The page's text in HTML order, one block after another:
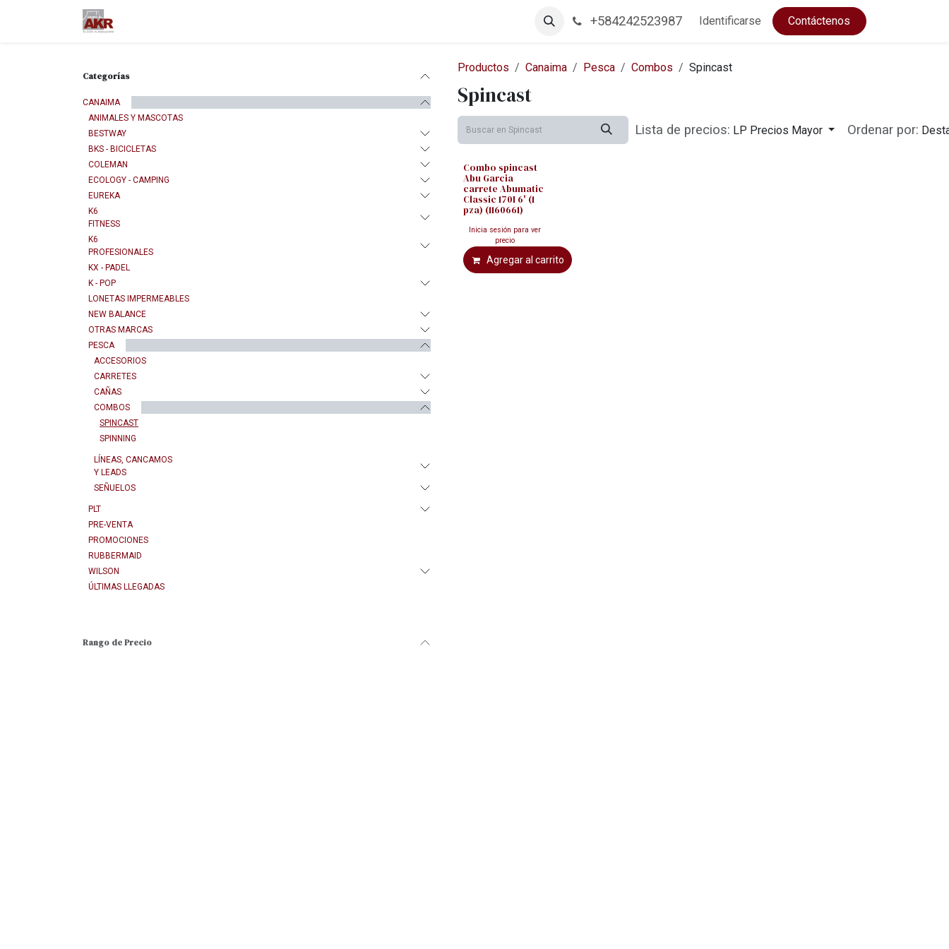
Empleos +584242523987 Identificarse Contáctenos
Categorías
CANAIMA
ANIMALES Y MASCOTAS
BESTWAY
BKS - BICICLETAS
COLEMAN
ECOLOGY - CAMPING
EUREKA
K6
FITNESS
K6
PROFESIONALES
KX - PADEL
K - POP
LONETAS IMPERMEABLES
NEW BALANCE
OTRAS MARCAS
PESCA
ACCESORIOS
CARRETES
CAÑAS
COMBOS
SPINCAST
SPINNING
LÍNEAS, CANCAMOS
Y LEADS
SEÑUELOS
PLT
PRE-VENTA
PROMOCIONES
RUBBERMAID
WILSON
ÚLTIMAS LLEGADAS
Rango de Precio
Productos Canaima Pesca Combos Spincast
Spincast
Lista de precios: LP Precios Mayor Ordenar por:
Combo spincast
Abu Garcia
carrete Abumatic
Classic 170I 6' (1
pza) (1160661)
Inicia sesión para ver
precio
Agregar al carrito